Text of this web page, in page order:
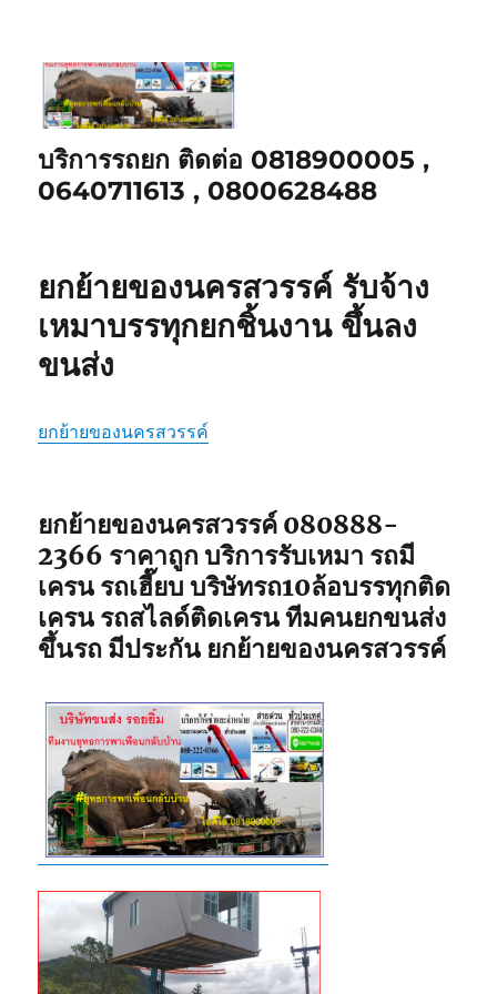
บริการรถยก ติดต่อ 0818900005 ,
0640711613 , 0800628488
ยกย้ายของนครสวรรค์ รับจ้าง
เหมาบรรทุกยกชิ้นงาน ขึ้นลง
ขนส่ง
ยกย้ายของนครสวรรค์
ยกย้ายของนครสวรรค์ 080888-
2366 ราคาถูก บริการรับเหมา รถมี
เครน รถเฮี๊ยบ บริษัทรถ10ล้อบรรทุกติด
เครน รถสไลด์ติดเครน ทีมคนยกขนส่ง
ขึ้นรถ มีประกัน ยกย้ายของนครสวรรค์